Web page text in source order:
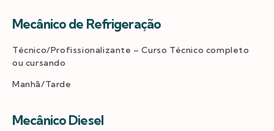
Mecânico de Refrigeração
Técnico/Profissionalizante – Curso Técnico completo
ou cursando
Manhã/Tarde
Mecânico Diesel